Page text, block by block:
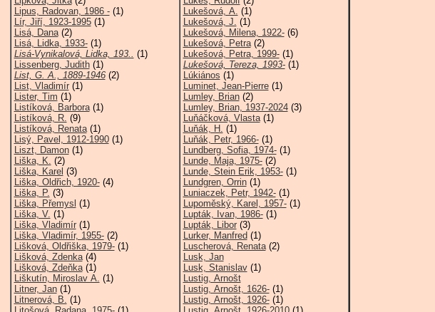
Lipus, Radovan, 1986 -(1)
Lír, Jiří, 1923-1995(1)
Lisá, Dana(2)
Lisá, Lidka, 1933-(1)
Lisá-Vynikalová, Lidka, 193.. (1)
Lissenberg, Judith(1)
List, G. A., 1889-1946(2)
List, Vladimír(1)
Lister, Tim (1)
Listíková, Barbora(1)
Listíková, R. (9)
Listíková, Renata(1)
Lisý, Pavel, 1912-1990(1)
Liszt, Damon(1)
Liška, K. (2)
Liška, Karel (3)
Liška, Oldřich, 1920-(4)
Liška, P. (3)
Liška, Přemysl (1)
Liška, V. (1)
Liška, Vladimír(1)
Liška, Vladimír, 1955-(2)
Lišková, Oldřiška, 1979-(1)
Lišková, Zdenka(4)
Lišková, Zdeňka(1)
Liškutín, Miroslav A. (1)
Litner, Jan(1)
Litnerová, B. (1)
Lukešová, A. (1)
Lukešová, J. (1)
Lukešová, Milena, 1922-(6)
Lukešová, Petra(2)
Lukešová, Petra, 1999-(1)
Lukešová, Tereza, 1993-(1)
Lúkiános (1)
Luminet, Jean-Pierre(1)
Lumley, Brian(2)
Lumley, Brian, 1937-2024(3)
Luňáčková, Vlasta(1)
Luňák, H. (1)
Luňák, Petr, 1966-(1)
Lundberg, Sofia, 1974-(1)
Lunde, Maja, 1975-(2)
Lunde, Stein Erik, 1953-(1)
Lundgren, Orrin(1)
Luniaczek, Petr, 1942-(1)
Lupoměský, Karel, 1957-(1)
Lupták, Ivan, 1986-(1)
Lupták, Libor(3)
Lurker, Manfred (1)
Luscherová, Renata(2)
Lusk, Jan
Lusk, Stanislav(1)
Lustig, Arnošt
Lustig, Arnošt, 1626-(1)
Lustig, Arnošt, 1926-(1)